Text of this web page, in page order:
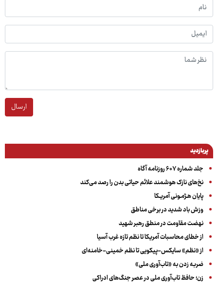
ارسال
پربازدید
جلد شماره ۶۰۷ روزنامه آگاه
نخ‌های نازک هوشمند علائم حیاتی بدن را رصد می‌کند
پایان هـژمـونی آمریـکا
وزش باد شدید در برخی مناطق
نهضت مقاومت در منطق رهبر شهید
از خطای محاسبات آمریکا تا نظم تازه غرب آسیا
از «نظم» سایکس-پیکویی تا نظم خمینی-خامنه‌ای
ضربه زدن به «تاب‌آوری ملی»
زن؛ حافظ تاب‌آوری ملی در عصر جنگ‌های ادراکی